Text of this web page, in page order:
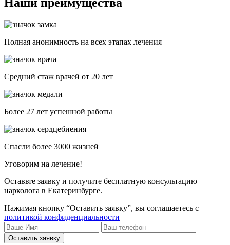
Полная анонимность на всех этапах лечения
Средний стаж врачей от 20 лет
Более 27 лет успешной работы
Спасли более 3000 жизней
Уговорим на лечение!
Оставьте заявку и получите бесплатную консультацию
нарколога в Екатеринбурге.
Нажимая кнопку “Оставить заявку”, вы соглашаетесь с
политикой конфиденциальности
Оставить заявку